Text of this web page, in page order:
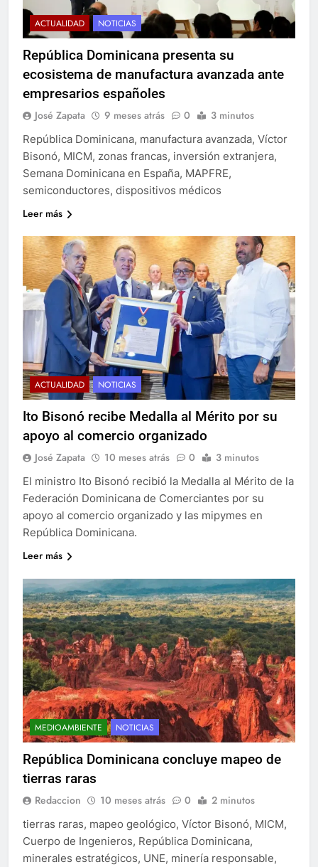
ACTUALIDAD NOTICIAS
República Dominicana presenta su
ecosistema de manufactura avanzada ante
empresarios españoles
José Zapata 9 meses atrás 0 3 minutos
República Dominicana, manufactura avanzada, Víctor
Bisonó, MICM, zonas francas, inversión extranjera,
Semana Dominicana en España, MAPFRE,
semiconductores, dispositivos médicos
Leer más
ACTUALIDAD NOTICIAS
Ito Bisonó recibe Medalla al Mérito por su
apoyo al comercio organizado
José Zapata 10 meses atrás 0 3 minutos
El ministro Ito Bisonó recibió la Medalla al Mérito de la
Federación Dominicana de Comerciantes por su
apoyo al comercio organizado y las mipymes en
República Dominicana.
Leer más
MEDIOAMBIENTE NOTICIAS
República Dominicana concluye mapeo de
tierras raras
Redaccion 10 meses atrás 0 2 minutos
tierras raras, mapeo geológico, Víctor Bisonó, MICM,
Cuerpo de Ingenieros, República Dominicana,
minerales estratégicos, UNE, minería responsable,